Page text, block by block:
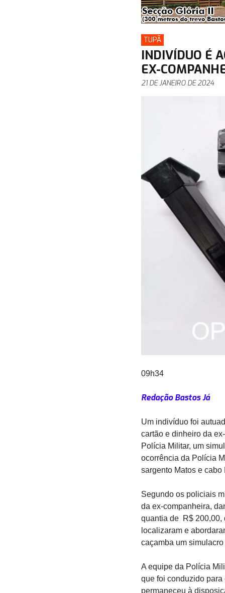
TUPÃ
INDIVÍDUO É
EX-
21 DE JANEIRO DE 2024
09h34
Redação Bastos Já
Um indivíduo foi
cartão e dinheiro da
Polícia Militar, um
ocorrência da Polícia
sargento Matos e
Segundo os policiais
da ex-companheira,
quantia de R$ 200,00,
localizaram e
caçamba um
A equipe da Polícia
que foi conduzido
permaneceu à